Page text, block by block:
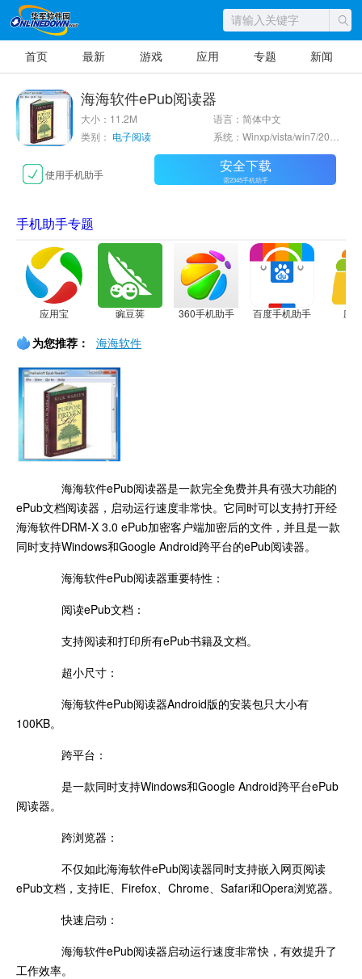
首页 最新 游戏 应用 专题 新闻
海海软件ePub阅读器
大小：11.2M
语言：简体中文
类别： 电子阅读
使用手机助手 安全下载
需2345手机助手
手机助手专题
应用宝 豌豆荚 360手机助手 百度手机助手 应
为您推荐： 海海软件
海海软件ePub阅读器是一款完全免费并具有强大功能的
ePub文档阅读器，启动运行速度非常快。它同时可以支持打开经
海海软件DRM-X 3.0 ePub加密客户端加密后的文件，并且是一款
同时支持Windows和Google Android跨平台的ePub阅读器。
海海软件ePub阅读器重要特性：
阅读ePub文档：
支持阅读和打印所有ePub书籍及文档。
超小尺寸：
海海软件ePub阅读器Android版的安装包只大小有
100KB。
跨平台：
是一款同时支持Windows和Google Android跨平台ePub
阅读器。
跨浏览器：
不仅如此海海软件ePub阅读器同时支持嵌入网页阅读
ePub文档，支持IE、Firefox、Chrome、Safari和Opera浏览器。
快速启动：
海海软件ePub阅读器启动运行速度非常快，有效提升了
工作效率。